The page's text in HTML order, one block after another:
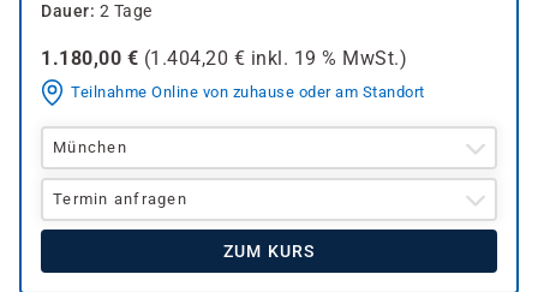
Dauer 2 Tage
1.180,00 € (1.404,20 € inkl. 19 % MwSt.)
Teilnahme Online von zuhause oder am Standort
München
Termin anfragen
ZUM KURS